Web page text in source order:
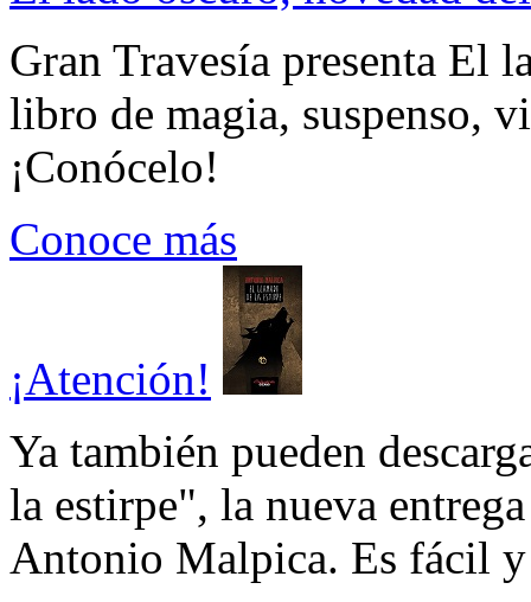
Gran Travesía presenta El
libro de magia, suspenso,
¡Conócelo!
Conoce más
¡Atención!
Ya también pueden
la estirpe", la nueva
Antonio Malpica. Es fácil